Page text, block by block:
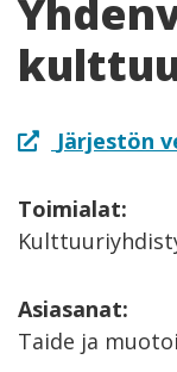
Järjestön
Toimialat:
Asiasanat:
Taide ja